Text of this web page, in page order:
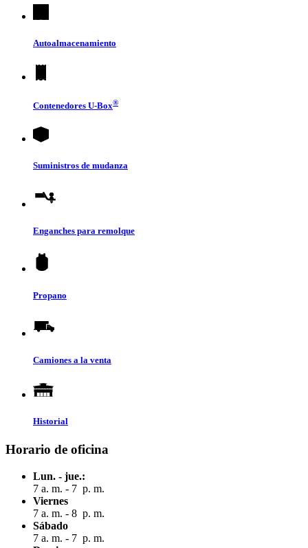
Autoalmacenamiento
Contenedores U-Box®
Suministros de mudanza
Enganches para remolque
Propano
Camiones a la venta
Historial
Horario de oficina
Lun. - jue.:
7 a. m. - 7 p. m.
Viernes
7 a. m. - 8 p. m.
Sábado
7 a. m. - 7 p. m.